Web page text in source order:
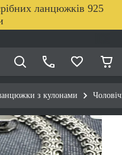
ланцюжків 925
з кулонами